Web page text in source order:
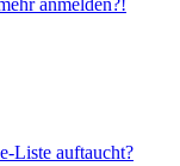
anmelden?!
Liste auftaucht?